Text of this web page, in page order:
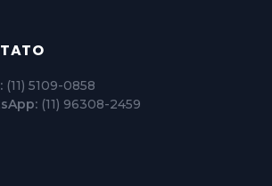
(11) 5109-0858
(11) 96308-2459